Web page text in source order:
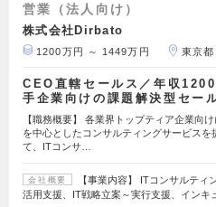
営業（法人向け）
株式会社Dirbato
1200万円 ～ 1449万円 東京都
CEO直轄セールス／年収
手企業向けの課題解決型セー
【職務概要】 各業界トップティア企業向
を中心としたコンサルティングサービスを
て、ITコンサ…
会社概要
【事業内容】 ITコンサルティ
活用支援、IT戦略立案～実行支援、インキ